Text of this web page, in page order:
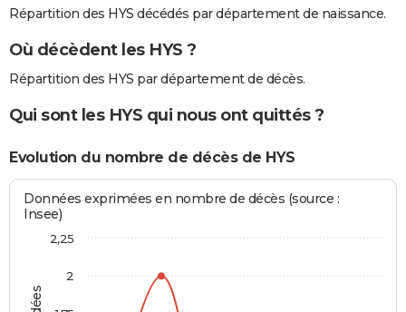
Répartition des HYS décédés par département de naissance.
Où décèdent les HYS ?
Répartition des HYS par département de décès.
Qui sont les HYS qui nous ont quittés ?
Evolution du nombre de décès de HYS
Données exprimées en nombre de décès (source :
Insee)
2
2,25